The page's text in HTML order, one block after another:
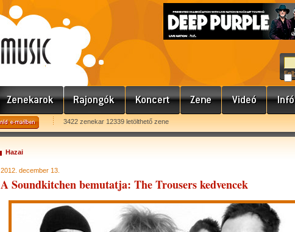
3422 zenekar 12339 letölthető zene
Hazai
2012. december 13.
A Soundkitchen bemutatja: The Trousers kedvencek